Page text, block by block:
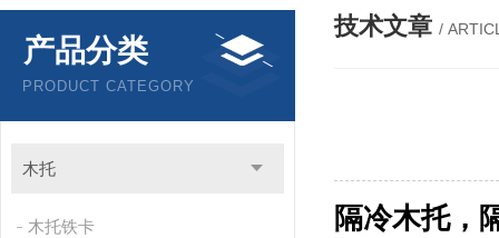
产品分类
PRODUCT CATEGORY
木托
木托铁卡
技术文章 /
隔冷木托，